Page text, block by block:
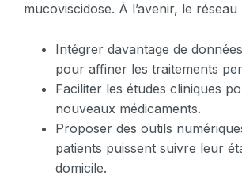
mucoviscidose. À l’avenir, le
Intégrer davantage de
pour affiner les traitements
Faciliter les études cliniques
nouveaux médicaments.
Proposer des outils
patients puissent suivre leur
domicile.